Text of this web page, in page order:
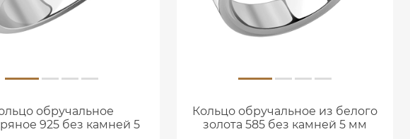
обручальное
925 без камней 5
Кольцо обручальное из белого
золота 585 без камней 5 мм